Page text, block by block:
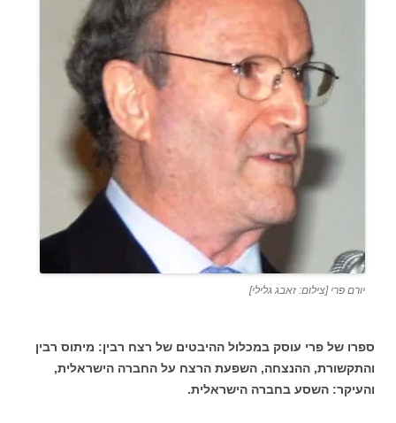
יורם פרי [צילום: זאבג גלילי]
ספרו של פרי עוסק במכלול ההיבטים של רצח רבין: מיתוס רבין
והתקשורת, ההנצחה, השפעת הרצח על החברה הישראלית,
והעיקר: השסע בחברה הישראלית.